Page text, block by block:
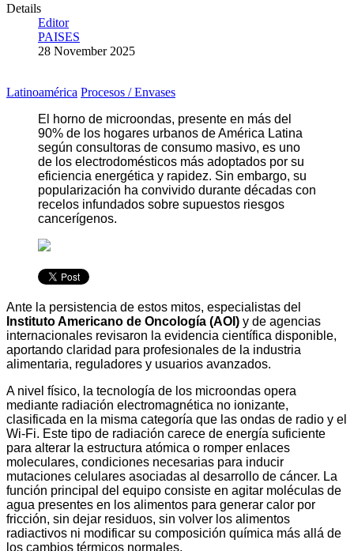
Details
Editor
PAISES
28 November 2025
Latinoamérica Procesos / Envases
El horno de microondas, presente en más del
90% de los hogares urbanos de América Latina
según consultoras de consumo masivo, es uno
de los electrodomésticos más adoptados por su
eficiencia energética y rapidez. Sin embargo, su
popularización ha convivido durante décadas con
recelos infundados sobre supuestos riesgos
cancerígenos.
Ante la persistencia de estos mitos, especialistas del
Instituto Americano de Oncología (AOI) y de agencias
internacionales revisaron la evidencia científica disponible,
aportando claridad para profesionales de la industria
alimentaria, reguladores y usuarios avanzados.
A nivel físico, la tecnología de los microondas opera
mediante radiación electromagnética no ionizante,
clasificada en la misma categoría que las ondas de radio y el
Wi-Fi. Este tipo de radiación carece de energía suficiente
para alterar la estructura atómica o romper enlaces
moleculares, condiciones necesarias para inducir
mutaciones celulares asociadas al desarrollo de cáncer. La
función principal del equipo consiste en agitar moléculas de
agua presentes en los alimentos para generar calor por
fricción, sin dejar residuos, sin volver los alimentos
radiactivos ni modificar su composición química más allá de
los cambios térmicos normales.